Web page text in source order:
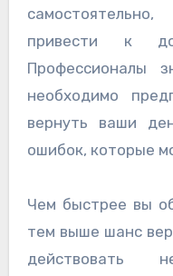
привести к
Профессионалы
необходимо
вернуть ваши
ошибок, которые
Чем быстрее вы
тем выше шанс
действовать